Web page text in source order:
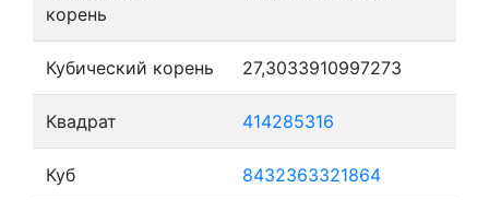
корень
Кубический корень 27,3033910997273
Квадрат 414285316
Куб 8432363321864